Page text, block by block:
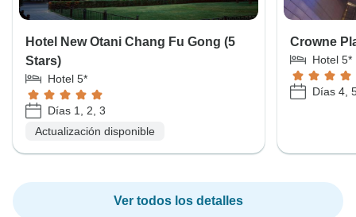
Hotel New Otani Chang Fu Gong (5
Stars)
Hotel 5*
Días 1, 2, 3
Actualización disponible
Crowne
Hotel 5*
Días 4,
Ver todos los detalles